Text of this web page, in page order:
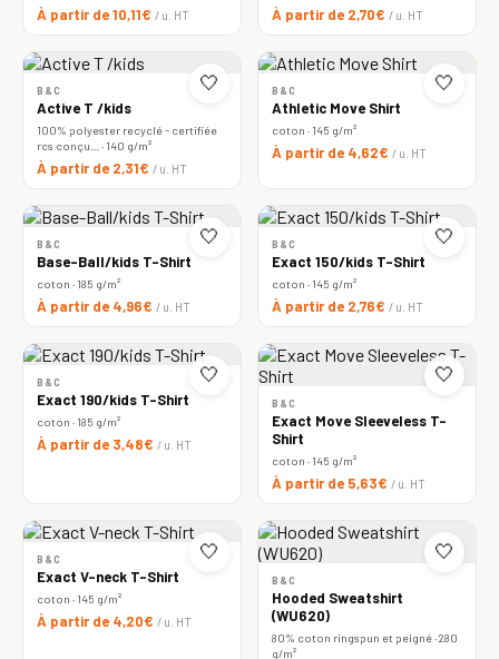
À partir de 10,11€ / u. HT À partir de 2,70€ / u. HT
🤍
B&C
Active T /kids
100% polyester recyclé - certifiée
rcs conçu… · 140 g/m²
À partir de 2,31€ / u. HT
🤍
B&C
Athletic Move Shirt
coton · 145 g/m²
À partir de 4,62€ / u. HT
🤍
B&C
Base-Ball/kids T-Shirt
coton · 185 g/m²
À partir de 4,96€ / u. HT
🤍
B&C
Exact 150/kids T-Shirt
coton · 145 g/m²
À partir de 2,76€ / u. HT
🤍
B&C
Exact 190/kids T-Shirt
coton · 185 g/m²
À partir de 3,48€ / u. HT
🤍
B&C
Exact Move Sleeveless T-
Shirt
coton · 145 g/m²
À partir de 5,63€ / u. HT
🤍
B&C
Exact V-neck T-Shirt
coton · 145 g/m²
À partir de 4,20€ / u. HT
🤍
B&C
Hooded Sweatshirt
(WU620)
80% coton ringspun et peigné · 280
g/m²